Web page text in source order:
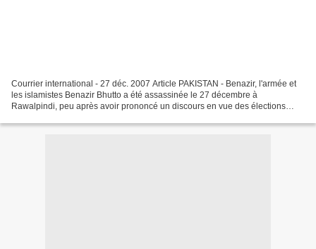
Courrier international - 27 déc. 2007 Article PAKISTAN - Benazir, l'armée et
les islamistes Benazir Bhutto a été assassinée le 27 décembre à
Rawalpindi, peu après avoir prononcé un discours en vue des élections